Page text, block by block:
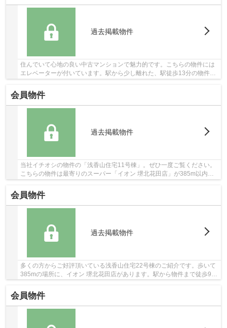
過去掲載物件
住んでいて心地の良い中古マンションで魅力的です。こちらの物件には
エレベーターが付いています。駅から少し離れた、駅徒歩13分の物件で
会員物件
過去掲載物件
当社イチオシの物件の「浅香山住宅11号棟」。ぜひ一度ご覧ください。
こちらの物件は最寄りのスーパー「イオン 堺北花田店」が385m以内に
あります。徒歩で駅にアクセスできる環境が嬉し...
会員物件
過去掲載物件
多くの方からご好評頂いている浅香山住宅22号棟のご紹介です。歩いて
385mの場所に、イオン 堺北花田店があります。駅から物件まで徒歩9分
会員物件